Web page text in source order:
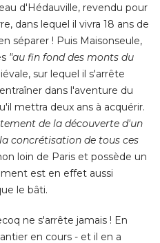
sur lequel il s'arrête
dans l'aventure du
mettra deux ans à acquérir.
de la découverte d'un
la concrétisation de tous ces
loin de Paris et possède un
est en effet aussi
le bâti.
ne s'arrête jamais ! En
en cours - et il en a
d'une demeure pour ses
à l'occasion de
Là encore, osons le